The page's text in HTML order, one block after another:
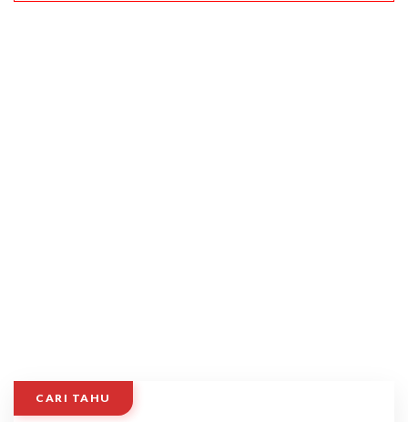
CARI TAHU